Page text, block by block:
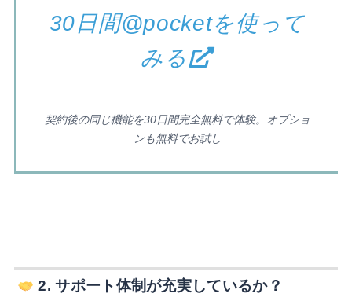
30日間@pocketを使って
みる
契約後の同じ機能を30日間完全無料で体験。オプショ
ンも無料でお試し
2.サポート体制が充実しているか？